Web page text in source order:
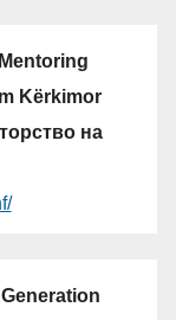
Kërkimor
на